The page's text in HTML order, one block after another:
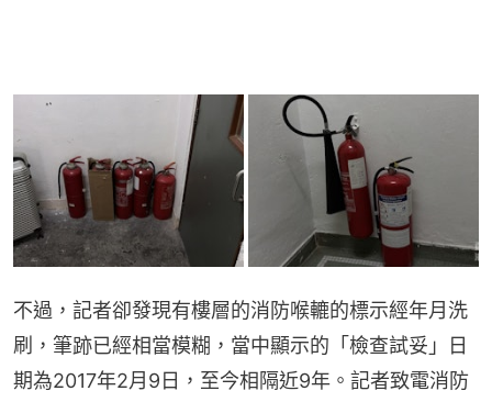
不過，記者卻發現有樓層的消防喉轆的標示經年月洗
刷，筆跡已經相當模糊，當中顯示的「檢查試妥」日
期為2017年2月9日，至今相隔近9年。記者致電消防